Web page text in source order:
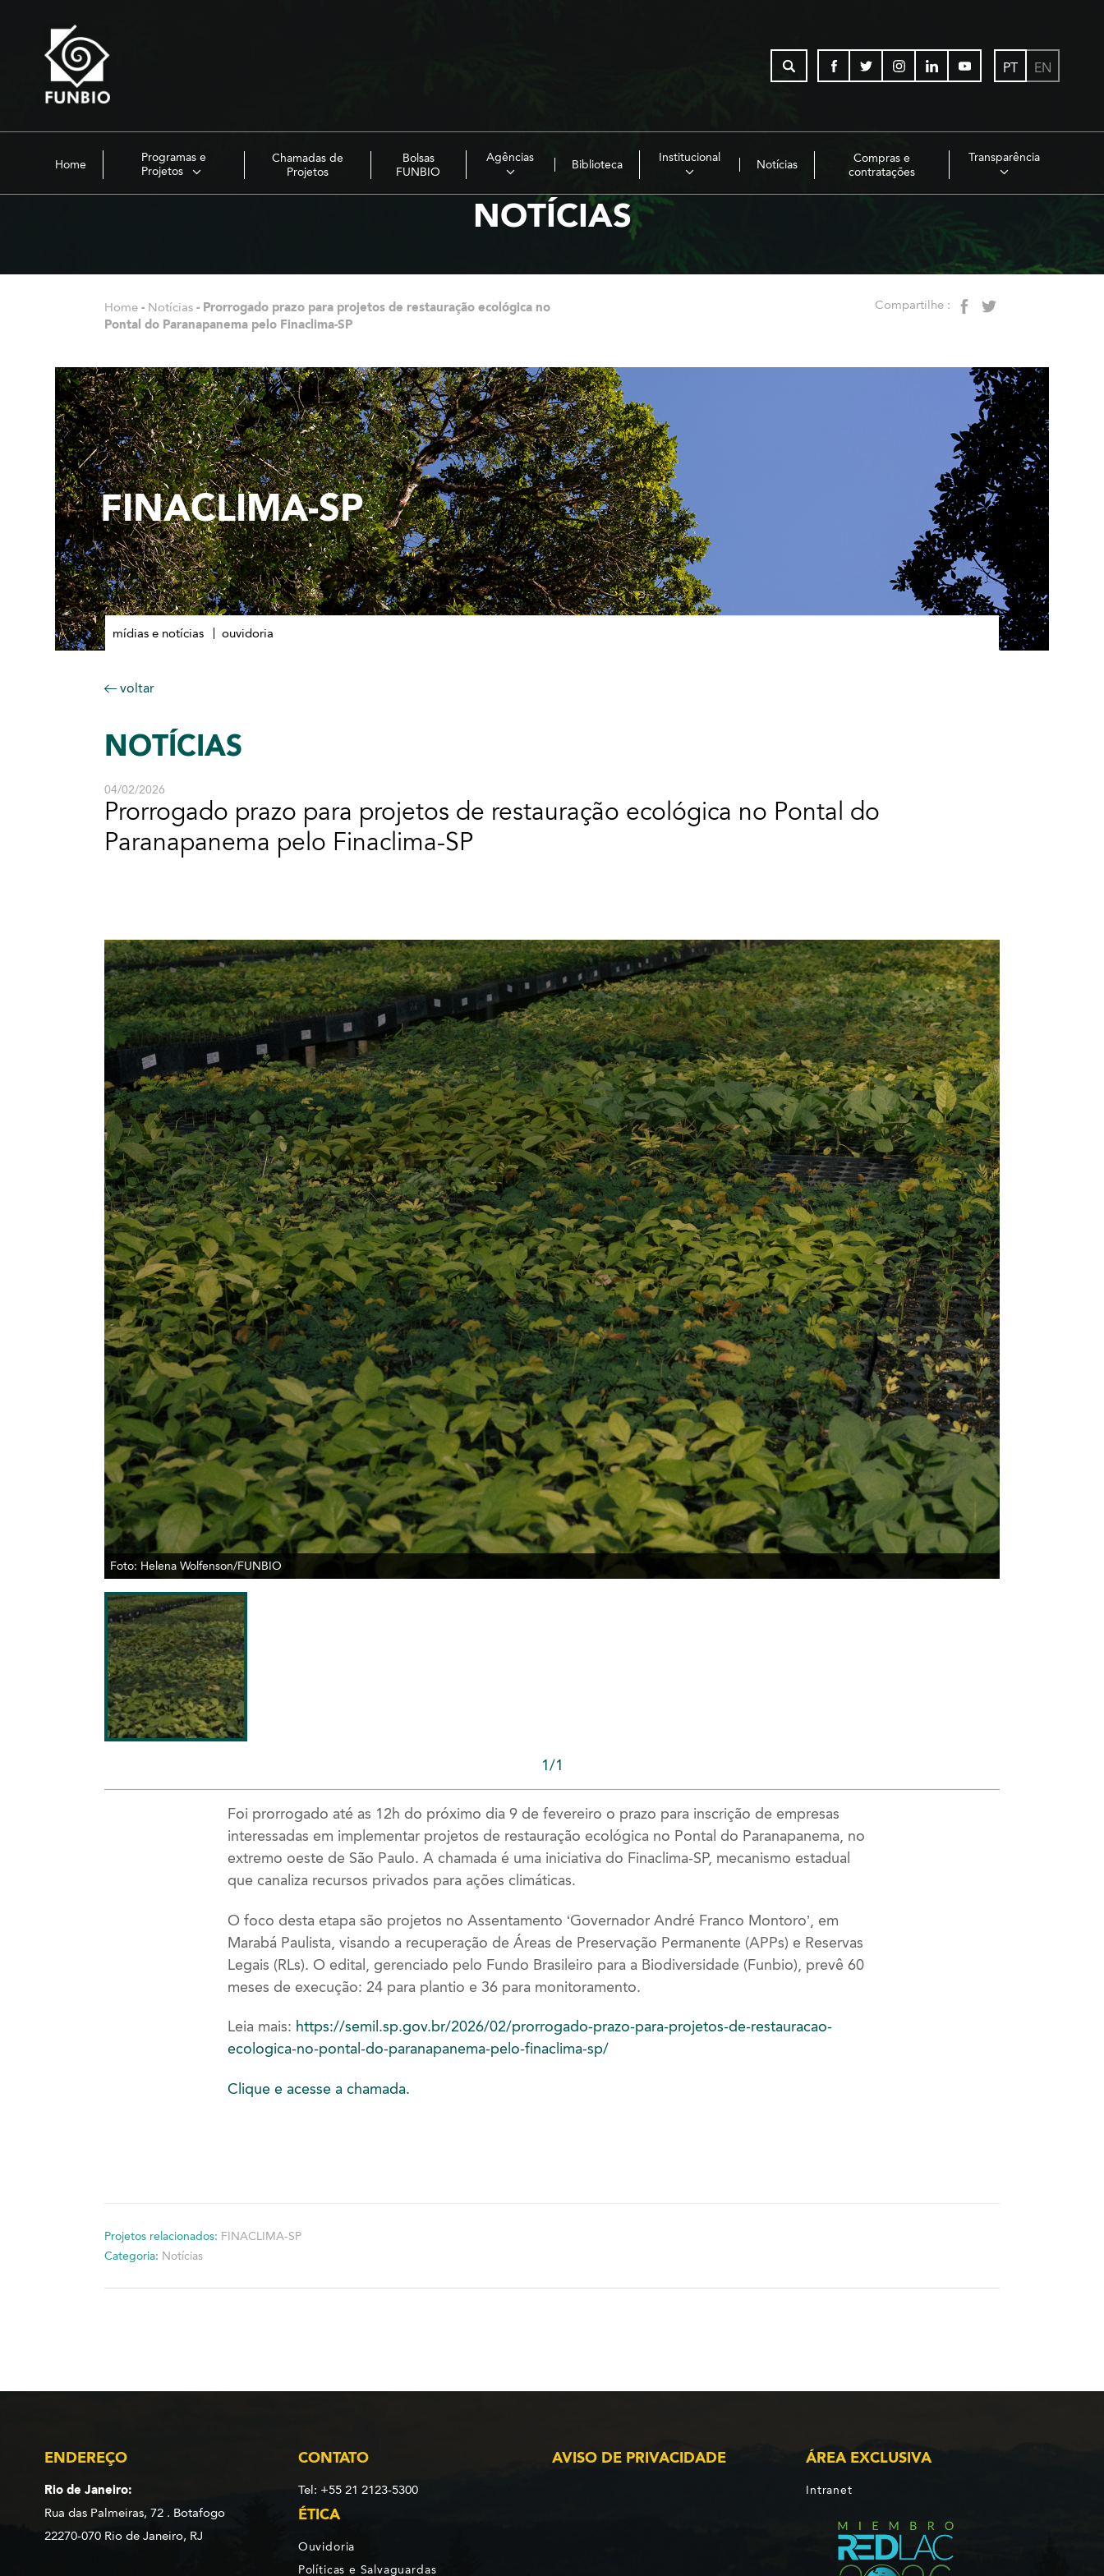
PT EN
Home
Programas e
Projetos
Chamadas de
Projetos
Bolsas
FUNBIO
Agências
Biblioteca
Institucional
Notícias
Compras e
contratações
Transparência
NOTÍCIAS
Home - Notícias - Prorrogado prazo para projetos de restauração ecológica no
Pontal do Paranapanema pelo Finaclima-SP
Compartilhe :
FINACLIMA-SP
mídias e notícias ouvidoria
voltar
NOTÍCIAS
04/02/2026
Prorrogado prazo para projetos de restauração ecológica no Pontal do
Paranapanema pelo Finaclima-SP
Foto: Helena Wolfenson/FUNBIO
1/1
Foi prorrogado até as 12h do próximo dia 9 de fevereiro o prazo para inscrição de empresas
interessadas em implementar projetos de restauração ecológica no Pontal do Paranapanema, no
extremo oeste de São Paulo. A chamada é uma iniciativa do Finaclima-SP, mecanismo estadual
que canaliza recursos privados para ações climáticas.
O foco desta etapa são projetos no Assentamento ‘Governador André Franco Montoro’, em
Marabá Paulista, visando a recuperação de Áreas de Preservação Permanente (APPs) e Reservas
Legais (RLs). O edital, gerenciado pelo Fundo Brasileiro para a Biodiversidade (Funbio), prevê 60
meses de execução: 24 para plantio e 36 para monitoramento.
Leia mais: https://semil.sp.gov.br/2026/02/prorrogado-prazo-para-projetos-de-restauracao-
ecologica-no-pontal-do-paranapanema-pelo-finaclima-sp/
Clique e acesse a chamada.
Projetos relacionados: FINACLIMA-SP
Categoria: Notícias
ENDEREÇO
Rio de Janeiro:
Rua das Palmeiras, 72 . Botafogo
22270-070 Rio de Janeiro, RJ
CONTATO
Tel: +55 21 2123-5300
AVISO DE PRIVACIDADE ÁREA EXCLUSIVA
Intranet
ÉTICA
Ouvidoria
Políticas e Salvaguardas